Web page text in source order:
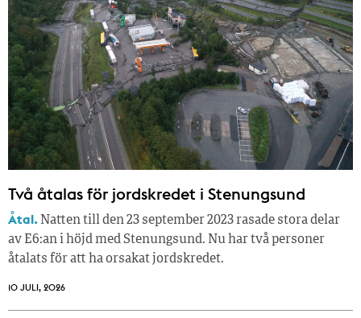
Två åtalas för jordskredet i Stenungsund
Åtal. Natten till den 23 september 2023 rasade stora delar
av E6:an i höjd med Stenungsund. Nu har två personer
åtalats för att ha orsakat jordskredet.
10 JULI, 2026